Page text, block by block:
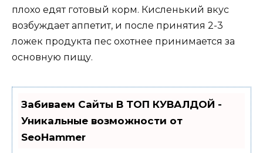
плохо едят готовый корм. Кисленький вкус
возбуждает аппетит, и после принятия 2-3
ложек продукта пес охотнее принимается за
основную пищу.
Забиваем Сайты В ТОП КУВАЛДОЙ -
Уникальные возможности от
SeoHammer